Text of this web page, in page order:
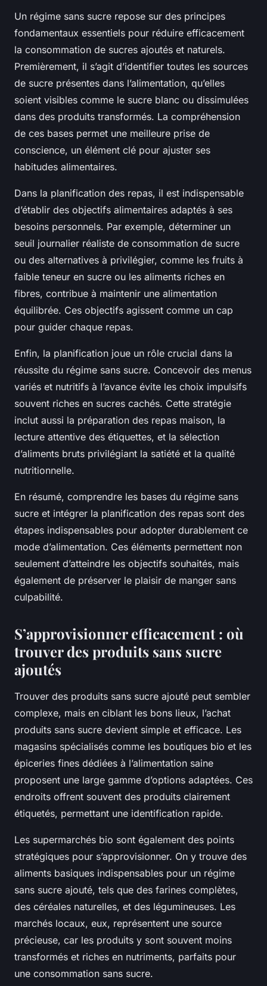
Un régime sans sucre repose sur des principes
fondamentaux essentiels pour réduire efficacement
la consommation de sucres ajoutés et naturels.
Premièrement, il s’agit d’identifier toutes les sources
de sucre présentes dans l’alimentation, qu’elles
soient visibles comme le sucre blanc ou dissimulées
dans des produits transformés. La compréhension
de ces bases permet une meilleure prise de
conscience, un élément clé pour ajuster ses
habitudes alimentaires.
Dans la planification des repas, il est indispensable
d’établir des objectifs alimentaires adaptés à ses
besoins personnels. Par exemple, déterminer un
seuil journalier réaliste de consommation de sucre
ou des alternatives à privilégier, comme les fruits à
faible teneur en sucre ou les aliments riches en
fibres, contribue à maintenir une alimentation
équilibrée. Ces objectifs agissent comme un cap
pour guider chaque repas.
Enfin, la planification joue un rôle crucial dans la
réussite du régime sans sucre. Concevoir des menus
variés et nutritifs à l’avance évite les choix impulsifs
souvent riches en sucres cachés. Cette stratégie
inclut aussi la préparation des repas maison, la
lecture attentive des étiquettes, et la sélection
d’aliments bruts privilégiant la satiété et la qualité
nutritionnelle.
En résumé, comprendre les bases du régime sans
sucre et intégrer la planification des repas sont des
étapes indispensables pour adopter durablement ce
mode d’alimentation. Ces éléments permettent non
seulement d’atteindre les objectifs souhaités, mais
également de préserver le plaisir de manger sans
culpabilité.
S’approvisionner efficacement : où
trouver des produits sans sucre
ajoutés
Trouver des produits sans sucre ajouté peut sembler
complexe, mais en ciblant les bons lieux, l’achat
produits sans sucre devient simple et efficace. Les
magasins spécialisés comme les boutiques bio et les
épiceries fines dédiées à l’alimentation saine
proposent une large gamme d’options adaptées. Ces
endroits offrent souvent des produits clairement
étiquetés, permettant une identification rapide.
Les supermarchés bio sont également des points
stratégiques pour s’approvisionner. On y trouve des
aliments basiques indispensables pour un régime
sans sucre ajouté, tels que des farines complètes,
des céréales naturelles, et des légumineuses. Les
marchés locaux, eux, représentent une source
précieuse, car les produits y sont souvent moins
transformés et riches en nutriments, parfaits pour
une consommation sans sucre.